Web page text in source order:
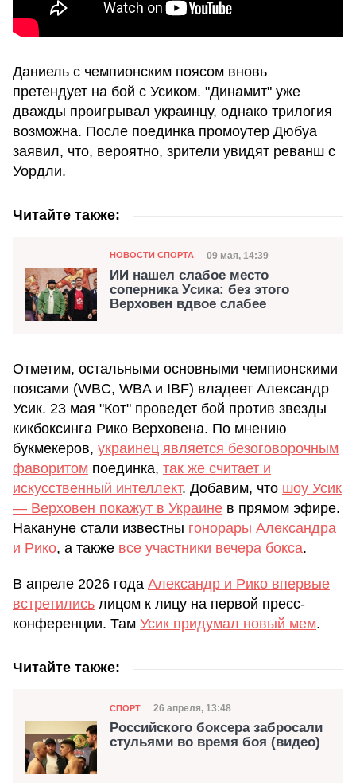
Даниель с чемпионским поясом вновь
претендует на бой с Усиком. "Динамит" уже
дважды проигрывал украинцу, однако трилогия
возможна. После поединка промоутер Дюбуа
заявил, что, вероятно, зрители увидят реванш с
Уордли.
Читайте также:
Категория
НОВОСТИ СПОРТА Дата публикации
09 мая, 14:39
ИИ нашел слабое место
соперника Усика: без этого
Верховен вдвое слабее
Отметим, остальными основными чемпионскими
поясами (WBC, WBA и IBF) владеет Александр
Усик. 23 мая "Кот" проведет бой против звезды
кикбоксинга Рико Верховена. По мнению
букмекеров, украинец является безоговорочным
фаворитом поединка, так же считает и
искусственный интеллект. Добавим, что шоу Усик
— Верховен покажут в Украине в прямом эфире.
Накануне стали известны гонорары Александра
и Рико, а также все участники вечера бокса.
В апреле 2026 года Александр и Рико впервые
встретились лицом к лицу на первой пресс-
конференции. Там Усик придумал новый мем.
Читайте также:
Категория
СПОРТ Дата публикации
26 апреля, 13:48
Российского боксера забросали
стульями во время боя (видео)